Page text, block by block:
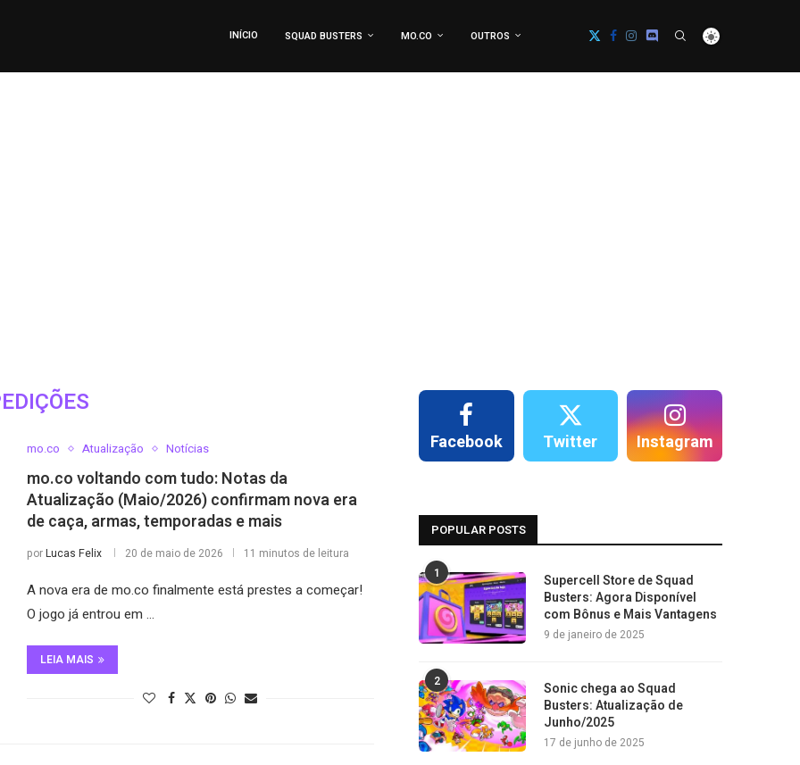
INÍCIO SQUAD BUSTERS MO.CO OUTROS
mo.co Atualização Notícias
mo.co voltando com tudo: Notas da
Atualização (Maio/2026) confirmam nova era
de caça, armas, temporadas e mais
porLucas Felix 20 de maio de 2026 11 minutos de leitura
A nova era de mo.co finalmente está prestes a começar!
O jogo já entrou em …
LEIA MAIS
Facebook Twitter Instagram
POPULAR POSTS
1
Supercell Store de Squad
Busters: Agora Disponível
com Bônus e Mais Vantagens
9 de janeiro de 2025
2
Sonic chega ao Squad
Busters: Atualização de
Junho/2025
17 de junho de 2025